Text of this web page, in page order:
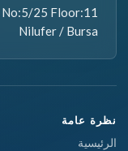
No:5/25 Floor:11
Nilufer / Bursa
نظرة عامة
الرئيسية